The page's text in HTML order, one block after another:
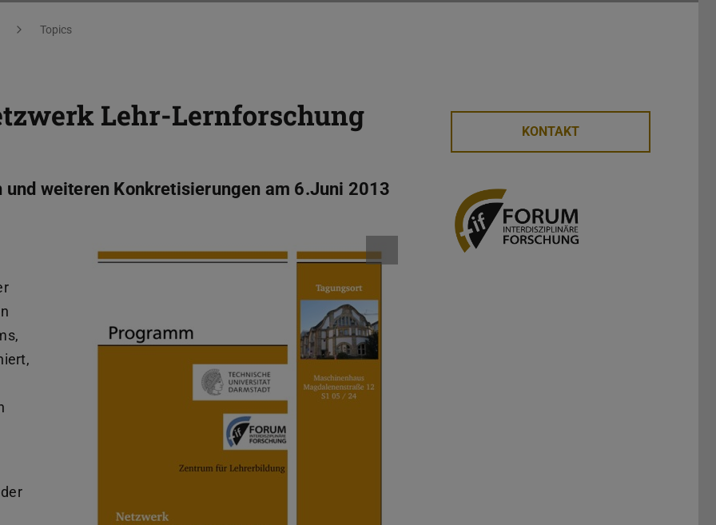
Topics
Lehr-Lernforschung
weiteren Konkretisierungen am 6.Juni 2013
KONTAKT